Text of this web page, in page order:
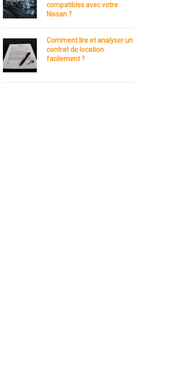
compatibles avec votre
Nissan ?
Comment lire et analyser un
contrat de location
facilement ?